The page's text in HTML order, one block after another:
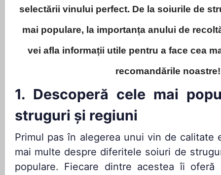
selectării vinului perfect. De la soiurile de
mai populare, la importanța anului de
vei afla informații utile pentru a face cea
recomandările noastre!
1. Descoperă cele mai
struguri și regiuni
Primul pas în alegerea unui vin de calitate
mai multe despre diferitele soiuri de
populare. Fiecare dintre acestea îi oferă